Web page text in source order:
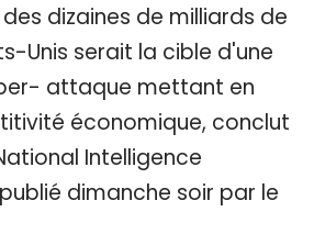
dizaines de milliards de
Unis serait la cible d'une
attaque mettant en
économique, conclut
Intelligence
dimanche soir par le